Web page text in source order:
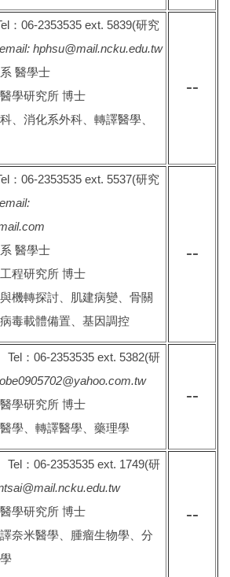
：06-2353535 ext. 5839(研究
email: hphsu@mail.ncku.edu.tw
醫學士
學研究所 博士
、消化系外科、轉譯醫學、
--
：06-2353535 ext. 5537(研究
email:
醫學士
程研究所 博士
機轉探討、肌建病變、骨關
毒載體備置、基因調控
--
Tel：06-2353535 ext. 5382(研
學研究所 博士
學、轉譯醫學、藥理學
--
Tel：06-2353535 ext. 1749(研
學研究所 博士
奈米醫學、腫瘤生物學、分
--